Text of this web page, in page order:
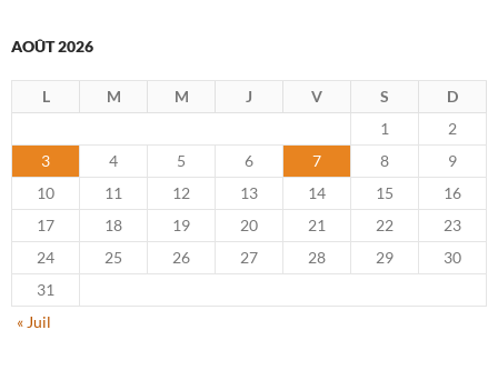
AOÛT 2026
L M M J V S
D
1
2
3
4 5 6 7 8
9
10
11 12 13 14 15
16
17
18 19 20 21 22
23
24
25 26 27 28 29
30
31
« Juil